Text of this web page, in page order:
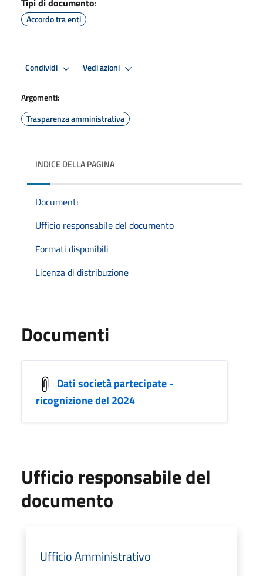
Accordo tra enti
Condividi Vedi azioni
Argomenti:
Trasparenza amministrativa
INDICE DELLA PAGINA
Documenti
Ufficio responsabile del documento
Formati disponibili
Licenza di distribuzione
Documenti
Dati società partecipate -
ricognizione del 2024
Ufficio responsabile del
documento
Ufficio Amministrativo